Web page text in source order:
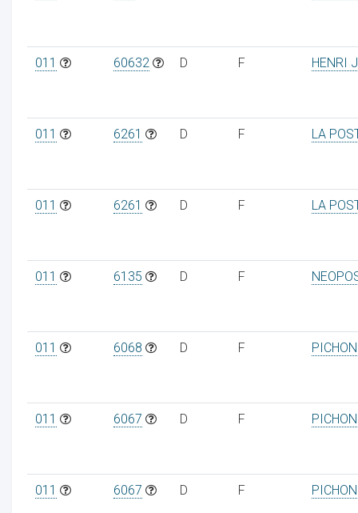
011 60632 D F HENRI
011 6261 D F LA
011 6261 D F LA
011 6135 D F
011 6068 D F
011 6067 D F
011 6067 D F